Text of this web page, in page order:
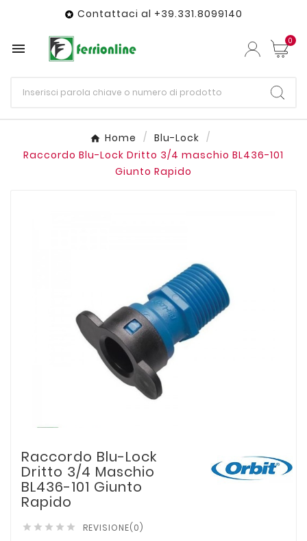
 Contattaci al +39.331.8099140
 0
Home
Blu-Lock
Raccordo Blu-Lock Dritto 3/4 maschio BL436-101
Giunto Rapido
Raccordo Blu-Lock
Dritto 3/4 Maschio
BL436-101 Giunto
Rapido
     REVISIONE(0)